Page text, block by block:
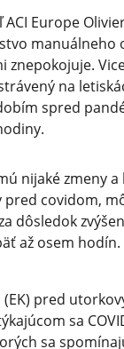
Europe
manuálneho
znepokojuje.
na
spred
nijaké zmeny a
pred covidom,
dôsledok
až osem hodín.
pred
sa
sa